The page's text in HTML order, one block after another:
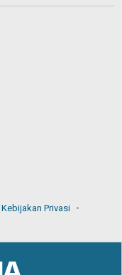
Kebijakan Privasi